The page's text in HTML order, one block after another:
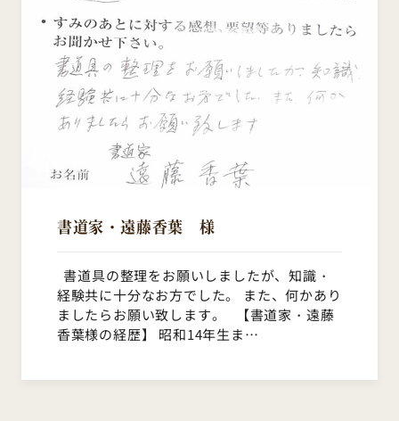
書道家・遠藤香葉 様
書道具の整理をお願いしましたが、知識・
経験共に十分なお方でした。 また、何かあり
ましたらお願い致します。 【書道家・遠藤
香葉様の経歴】 昭和14年生ま…